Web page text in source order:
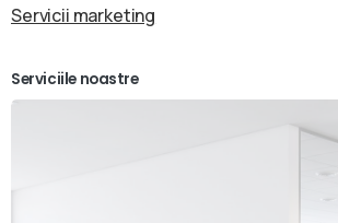
Servicii marketing
Serviciile noastre